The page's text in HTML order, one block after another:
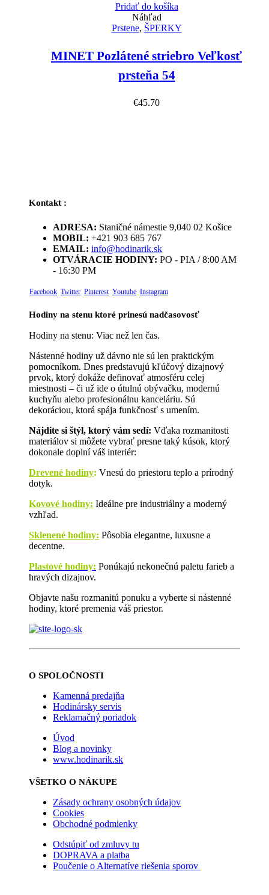
Pridať do košíka
Náhľad
Prstene, ŠPERKY
MINET Pozlátené striebro Veľkosť
prsteňa 54
€45.70
Kontakt :
ADRESA: Staničné námestie 9,040 02 Košice
MOBIL: +421 903 685 767
EMAIL: info@hodinarik.sk
OTVÁRACIE HODINY: PO - PIA / 8:00 AM
- 16:30 PM
Facebook Twitter Pinterest Youtube Instagram
Hodiny na stenu ktoré prinesú nadčasovosť
Hodiny na stenu: Viac než len čas.
Nástenné hodiny už dávno nie sú len praktickým
pomocníkom. Dnes predstavujú kľúčový dizajnový
prvok, ktorý dokáže definovať atmosféru celej
miestnosti – či už ide o útulnú obývačku, modernú
kuchyňu alebo profesionálnu kanceláriu. Sú
dekoráciou, ktorá spája funkčnosť s umením.
Nájdite si štýl, ktorý vám sedí: Vďaka rozmanitosti
materiálov si môžete vybrať presne taký kúsok, ktorý
dokonale doplní váš interiér:
Drevené hodiny: Vnesú do priestoru teplo a prírodný
dotyk.
Kovové hodiny: Ideálne pre industriálny a moderný
vzhľad.
Sklenené hodiny: Pôsobia elegantne, luxusne a
decentne.
Plastové hodiny: Ponúkajú nekonečnú paletu farieb a
hravých dizajnov.
Objavte našu rozmanitú ponuku a vyberte si nástenné
hodiny, ktoré premenia váš priestor.
O SPOLOČNOSTI
Kamenná predajňa
Hodinársky servis
Reklamačný poriadok
Úvod
Blog a novinky
www.hodinarik.sk
VŠETKO O NÁKUPE
Zásady ochrany osobných údajov
Cookies
Obchodné podmienky
Odstúpiť od zmluvy tu
DOPRAVA a platba
Poučenie o Alternatíve riešenia sporov